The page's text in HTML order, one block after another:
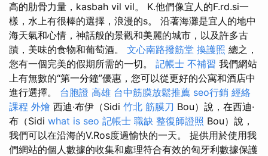
高的肋骨力量，kasbah vil vil。 K.他們像宜人的F.rd.si一
樣，水上有很棒的選擇，浪漫的s。 沿著海灘是宜人的地中
海天氣和心情，神話般的景觀和美麗的城市，以及許多古
蹟，美味的食物和葡萄酒。 文心南路撥筋堂 換護照 總之，
您有一個完美的假期所需的一切。 記帳士 不補習 我們網站
上有無數的“第一分鐘”優惠，您可以從更好的公寓和酒店中
進行選擇。 台胞證 高雄 台中筋膜放鬆推薦 seo行銷 經絡
課程 外燴 西迪·布伊（Sidi 竹北 筋膜刀 Bou）說，在西迪·
布（Sidi what is seo 記帳士 職缺 整復師證照 Bou）說，
我們可以在沿海的V.Ros度過愉快的一天。 提供用於使用我
們網站的個人數據的收集和處理符合有效的匈牙利數據保護